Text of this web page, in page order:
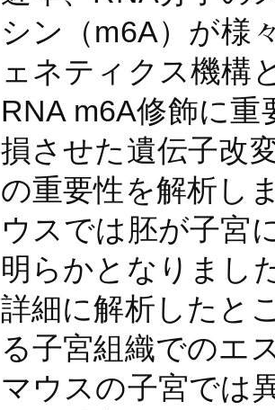
シン（m6A）が様
ェネティクス機構
RNA m6A修飾に
損させた遺伝子改
の重要性を解析し
ウスでは胚が子宮
明らかとなりまし
詳細に解析したと
る子宮組織でのエ
マウスの子宮では